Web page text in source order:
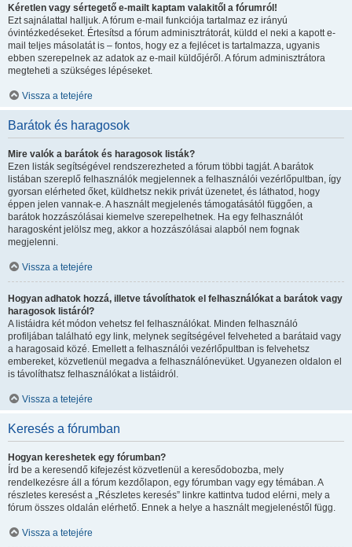
Kéretlen vagy sértegető e-mailt kaptam valakitől a fórumról!
Ezt sajnálattal halljuk. A fórum e-mail funkciója tartalmaz ez irányú
óvintézkedéseket. Értesítsd a fórum adminisztrátorát, küldd el neki a kapott e-
mail teljes másolatát is – fontos, hogy ez a fejlécet is tartalmazza, ugyanis
ebben szerepelnek az adatok az e-mail küldőjéről. A fórum adminisztrátora
megteheti a szükséges lépéseket.
Vissza a tetejére
Barátok és haragosok
Mire valók a barátok és haragosok listák?
Ezen listák segítségével rendszerezheted a fórum többi tagját. A barátok
listában szereplő felhasználók megjelennek a felhasználói vezérlőpultban, így
gyorsan elérheted őket, küldhetsz nekik privát üzenetet, és láthatod, hogy
éppen jelen vannak-e. A használt megjelenés támogatásától függően, a
barátok hozzászólásai kiemelve szerepelhetnek. Ha egy felhasználót
haragosként jelölsz meg, akkor a hozzászólásai alapból nem fognak
megjelenni.
Vissza a tetejére
Hogyan adhatok hozzá, illetve távolíthatok el felhasználókat a barátok vagy
haragosok listáról?
A listáidra két módon vehetsz fel felhasználókat. Minden felhasználó
profiljában található egy link, melynek segítségével felveheted a barátaid vagy
a haragosaid közé. Emellett a felhasználói vezérlőpultban is felvehetsz
embereket, közvetlenül megadva a felhasználónevüket. Ugyanezen oldalon el
is távolíthatsz felhasználókat a listáidról.
Vissza a tetejére
Keresés a fórumban
Hogyan kereshetek egy fórumban?
Írd be a keresendő kifejezést közvetlenül a keresődobozba, mely
rendelkezésre áll a fórum kezdőlapon, egy fórumban vagy egy témában. A
részletes keresést a „Részletes keresés” linkre kattintva tudod elérni, mely a
fórum összes oldalán elérhető. Ennek a helye a használt megjelenéstől függ.
Vissza a tetejére